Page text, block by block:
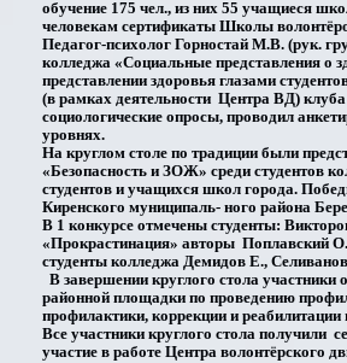
обучение 175 чел., из них 55 учащиеся
человекам сертификаты Школы
Педагог-психолог Горностай М.В. (рук.
колледжа «Социальные представления о
представлении здоровья глазами
(в рамках деятельности Центра ВД)
социологические опросы, проводил
уровнях.
На круглом столе по традиции были
«Безопасность и ЗОЖ» среди студентов
студентов и учащихся школ города.
Киренского муниципаль- ного района
В 1 конкурсе отмечены студенты:
«Прокрастинация» авторы Поплавский
студенты колледжа Демидов Е.,
В завершении круглого стола
районной площадки по проведению
профилактики, коррекции и
Все участники круглого стола
участие в работе Центра